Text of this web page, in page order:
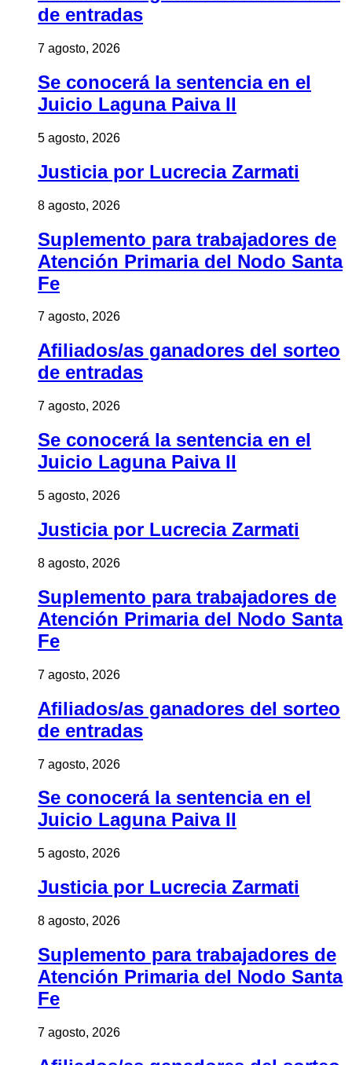
de entradas
7 agosto, 2026
Se conocerá la sentencia en el
Juicio Laguna Paiva II
5 agosto, 2026
Justicia por Lucrecia Zarmati
8 agosto, 2026
Suplemento para trabajadores de
Atención Primaria del Nodo Santa
Fe
7 agosto, 2026
Afiliados/as ganadores del sorteo
de entradas
7 agosto, 2026
Se conocerá la sentencia en el
Juicio Laguna Paiva II
5 agosto, 2026
Justicia por Lucrecia Zarmati
8 agosto, 2026
Suplemento para trabajadores de
Atención Primaria del Nodo Santa
Fe
7 agosto, 2026
Afiliados/as ganadores del sorteo
de entradas
7 agosto, 2026
Se conocerá la sentencia en el
Juicio Laguna Paiva II
5 agosto, 2026
Justicia por Lucrecia Zarmati
8 agosto, 2026
Suplemento para trabajadores de
Atención Primaria del Nodo Santa
Fe
7 agosto, 2026